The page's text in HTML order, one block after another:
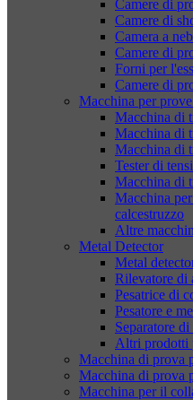
Camere di
Camere di
Camera a
Camere di
Forni per
Camere di
Macchina per
Macchina di
Macchina di
Macchina di
Tester di
Macchina di
Macchina
calcestruzzo
Altre
Metal Detector
Metal
Rilevatore di
Pesatrice di
Pesatore e
Separatore
Altri prodotti
Macchina di prova
Macchina di prova
Macchina per il